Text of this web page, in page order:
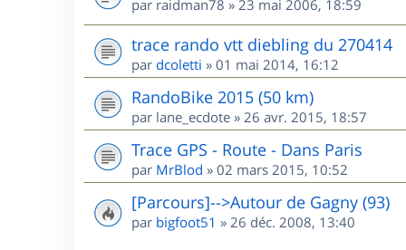
par raidman78 » 23 mai 2006, 18:59
trace rando vtt diebling du 270414
par dcoletti » 01 mai 2014, 16:12
RandoBike 2015 (50 km)
par lane_ecdote » 26 avr. 2015, 18:57
Trace GPS - Route - Dans Paris
par MrBlod » 02 mars 2015, 10:52
[Parcours]-->Autour de Gagny (93)
par bigfoot51 » 26 déc. 2008, 13:40